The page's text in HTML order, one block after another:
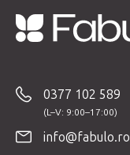
0377 102 589
info@fabulo.ro